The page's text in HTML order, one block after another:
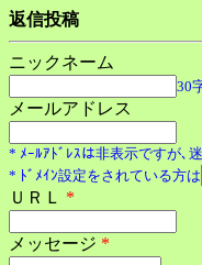
返信投稿
ニックネーム
30
メールアドレス
* ﾒｰﾙｱﾄﾞﾚｽは非表示ですが､
* ﾄﾞﾒｲﾝ設定をされている方は
ＵＲＬ *
メッセージ *